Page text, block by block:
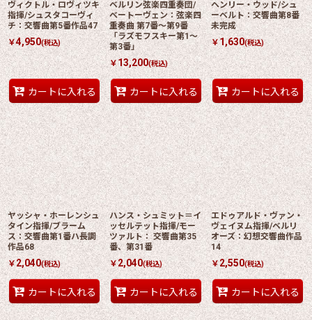
ヴィクトル・ロヴィツキ
指揮/シュスタコーヴィ
チ：交響曲第5番作品47
￥4,950(税込)
カートに入れる
ベルリン弦楽四重奏団/
ベートーヴェン：弦楽四
重奏曲 第7番〜第9番
「ラズモフスキー第1〜
第3番」
￥13,200(税込)
カートに入れる
ヘンリー・ウッド/シュ
ーベルト：交響曲第8番
未完成
￥1,630(税込)
カートに入れる
ヤッシャ・ホーレンシュ
タイン指揮/ブラーム
ス：交響曲第1番ハ長調
作品68
￥2,040(税込)
カートに入れる
ハンス・シュミット＝イ
ッセルテット指揮/モー
ツァルト： 交響曲第35
番、第31番
￥2,040(税込)
カートに入れる
エドゥアルド・ヴァン・
ヴェイヌム指揮/ベルリ
オーズ：幻想交響曲作品
14
￥2,550(税込)
カートに入れる